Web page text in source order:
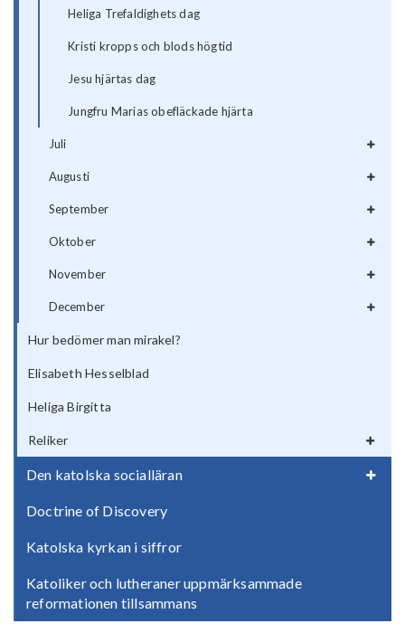
Heliga Trefaldighets dag
Kristi kropps och blods högtid
Jesu hjärtas dag
Jungfru Marias obefläckade hjärta
Juli
Augusti
September
Oktober
November
December
Hur bedömer man mirakel?
Elisabeth Hesselblad
Heliga Birgitta
Reliker
Den katolska socialläran
Doctrine of Discovery
Katolska kyrkan i siffror
Katoliker och lutheraner uppmärksammade
reformationen tillsammans